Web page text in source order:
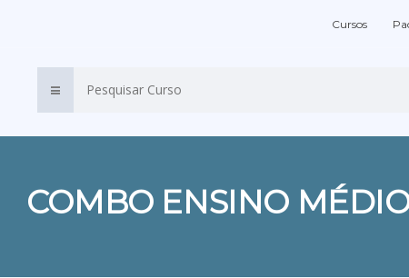
Cursos
COMBO ENSINO